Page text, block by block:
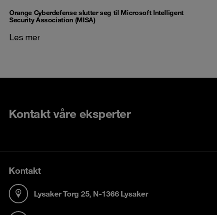
Orange Cyberdefense slutter seg til Microsoft Intelligent
Security Association (MISA)
Les mer
Kontakt våre eksperter
Kontakt
Lysaker Torg 25, N-1366 Lysaker